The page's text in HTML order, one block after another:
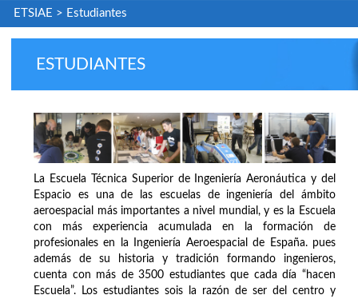
ETSIAE > Estudiantes
ESTUDIANTES
La Escuela Técnica Superior de Ingeniería Aeronáutica y del
Espacio es una de las escuelas de ingeniería del ámbito
aeroespacial más importantes a nivel mundial, y es la Escuela
con más experiencia acumulada en la formación de
profesionales en la Ingeniería Aeroespacial de España. pues
además de su historia y tradición formando ingenieros,
cuenta con más de 3500 estudiantes que cada día “hacen
Escuela”. Los estudiantes sois la razón de ser del centro y